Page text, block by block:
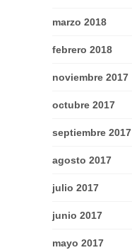
marzo 2018
febrero 2018
noviembre 2017
octubre 2017
septiembre 2017
agosto 2017
julio 2017
junio 2017
mayo 2017